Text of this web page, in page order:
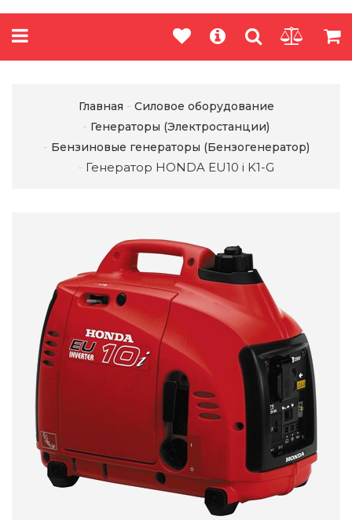
Главная
Силовое оборудование
Генераторы (Электростанции)
Бензиновые генераторы (Бензогенератор)
Генератор HONDA EU10 i K1-G